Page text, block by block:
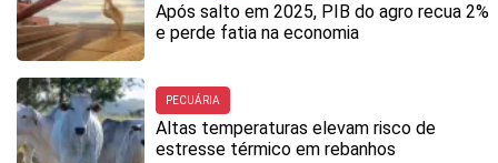
Após salto em 2025, PIB do agro recua 2%
e perde fatia na economia
PECUÁRIA
Altas temperaturas elevam risco de
estresse térmico em rebanhos